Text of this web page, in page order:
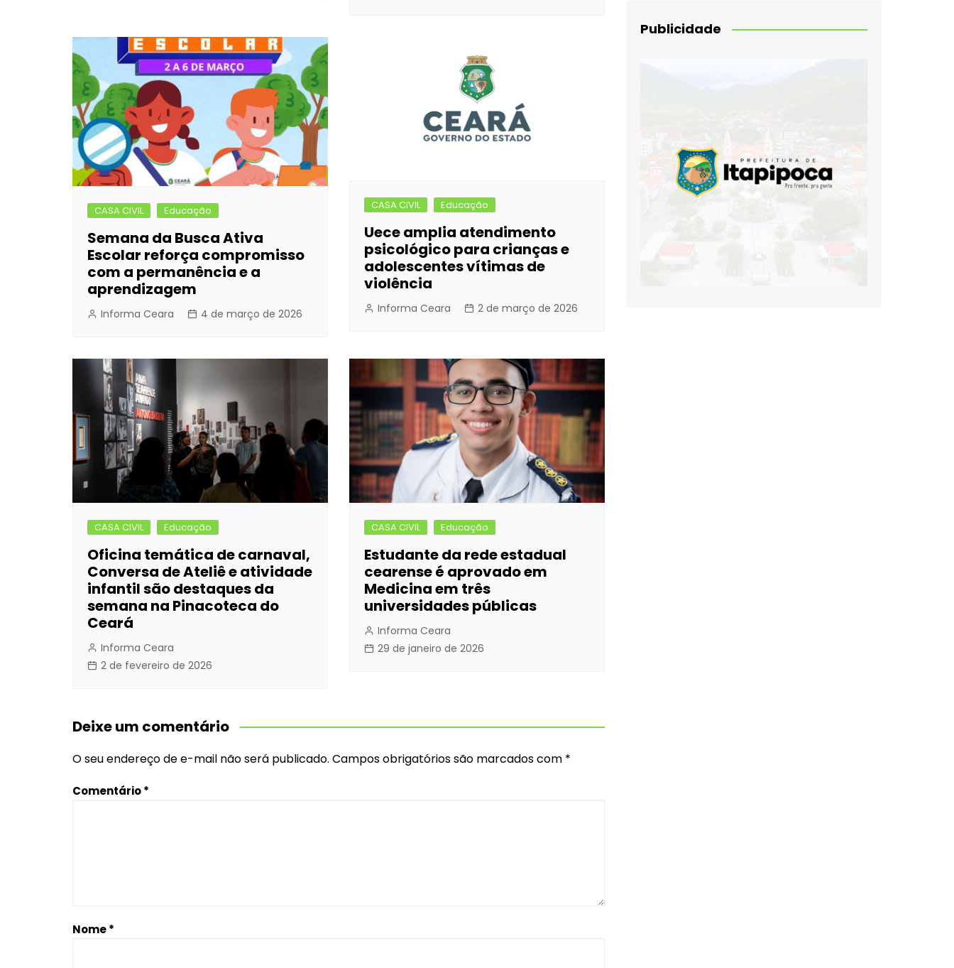
CASA CIVIL Educação
Semana da Busca Ativa
Escolar reforça compromisso
com a permanência e a
aprendizagem
Informa Ceara 4 de março de 2026
CASA CIVIL Educação
Uece amplia atendimento
psicológico para crianças e
adolescentes vítimas de
violência
Informa Ceara 2 de março de 2026
CASA CIVIL Educação
Oficina temática de carnaval,
Conversa de Ateliê e atividade
infantil são destaques da
semana na Pinacoteca do
Ceará
Informa Ceara
2 de fevereiro de 2026
CASA CIVIL Educação
Estudante da rede estadual
cearense é aprovado em
Medicina em três
universidades públicas
Informa Ceara
29 de janeiro de 2026
Deixe um comentário
O seu endereço de e-mail não será publicado. Campos obrigatórios são marcados com *
Comentário*
Nome*
Publicidade